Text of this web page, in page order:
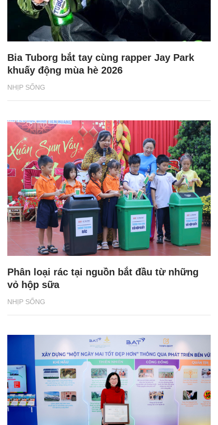
NHỊP SỐNG
Bia Tuborg bắt tay cùng rapper Jay Park
khuấy động mùa hè 2026
NHỊP SỐNG
Phân loại rác tại nguồn bắt đầu từ những
vỏ hộp sữa